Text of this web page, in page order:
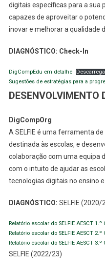
digitais específicas para a sua
capazes de aproveitar o
inovar e melhorar a qualidade
DIAGNÓSTICO: Check-In
DigCompEdu em detalhe
Sugestões de estratégias para a
DESENVOLVIMENTO
DigCompOrg
A SELFIE é uma ferramenta
destinada às escolas, e
colaboração com uma equipa
com o intuito de ajudar as
tecnologias digitais no ensino
DIAGNÓSTICO: SELFIE (2020/
Relatório escolar do SELFIE AESCT 1.º
Relatório escolar do SELFIE AESCT 2.º
Relatório escolar do SELFIE AESCT 3.º
SELFIE (2022/23)